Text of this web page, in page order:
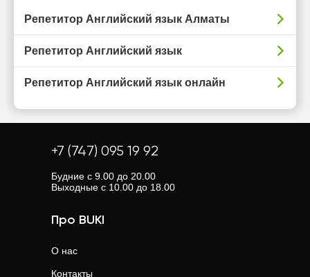
Репетитор Английский язык Алматы
Репетитор Английский язык
Репетитор Английский язык онлайн
+7 (747) 095 19 92
Будние с 9.00 до 20.00
Выходные с 10.00 до 18.00
Про BUKI
О нас
Контакты